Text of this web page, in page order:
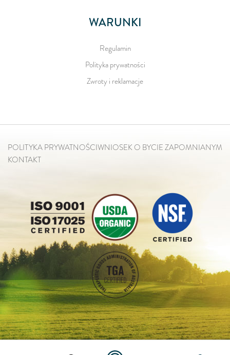
WARUNKI
Regulamin
Polityka prywatności
Zwroty i reklamacje
POLITYKA PRYWATNOŚCIWNIOSEK O BYCIE ZAPOMNIANYM
KONTAKT